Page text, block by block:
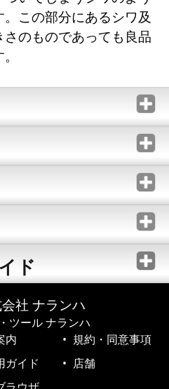
この部分にあるシワ及
のものであっても良品
ド
社 ナランハ
ツール ナランハ
内
規約・同意事項
ガイド
店舗